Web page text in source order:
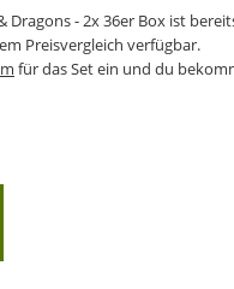
- 2x 36er Box ist
Preisvergleich verfügbar.
für das Set ein und du